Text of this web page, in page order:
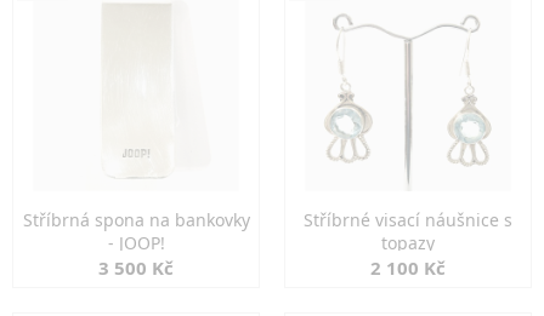
Stříbrná spona na bankovky
- JOOP!
3 500 Kč
Stříbrné visací náušnice s
topazy
2 100 Kč